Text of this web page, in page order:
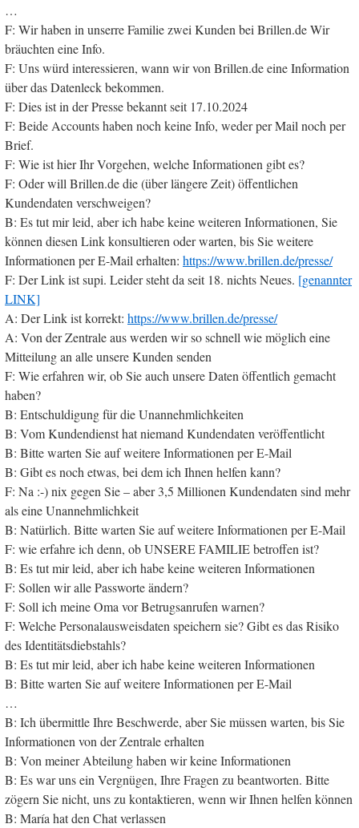
…
F: Wir haben in unserre Familie zwei Kunden bei Brillen.de Wir
bräuchten eine Info.
F: Uns würd interessieren, wann wir von Brillen.de eine Information
über das Datenleck bekommen.
F: Dies ist in der Presse bekannt seit 17.10.2024
F: Beide Accounts haben noch keine Info, weder per Mail noch per
Brief.
F: Wie ist hier Ihr Vorgehen, welche Informationen gibt es?
F: Oder will Brillen.de die (über längere Zeit) öffentlichen
Kundendaten verschweigen?
B: Es tut mir leid, aber ich habe keine weiteren Informationen, Sie
können diesen Link konsultieren oder warten, bis Sie weitere
Informationen per E-Mail erhalten: https://www.brillen.de/presse/
F: Der Link ist supi. Leider steht da seit 18. nichts Neues. [genannter
LINK]
A: Der Link ist korrekt: https://www.brillen.de/presse/
A: Von der Zentrale aus werden wir so schnell wie möglich eine
Mitteilung an alle unsere Kunden senden
F: Wie erfahren wir, ob Sie auch unsere Daten öffentlich gemacht
haben?
B: Entschuldigung für die Unannehmlichkeiten
B: Vom Kundendienst hat niemand Kundendaten veröffentlicht
B: Bitte warten Sie auf weitere Informationen per E-Mail
B: Gibt es noch etwas, bei dem ich Ihnen helfen kann?
F: Na :-) nix gegen Sie – aber 3,5 Millionen Kundendaten sind mehr
als eine Unannehmlichkeit
B: Natürlich. Bitte warten Sie auf weitere Informationen per E-Mail
F: wie erfahre ich denn, ob UNSERE FAMILIE betroffen ist?
B: Es tut mir leid, aber ich habe keine weiteren Informationen
F: Sollen wir alle Passworte ändern?
F: Soll ich meine Oma vor Betrugsanrufen warnen?
F: Welche Personalausweisdaten speichern sie? Gibt es das Risiko
des Identitätsdiebstahls?
B: Es tut mir leid, aber ich habe keine weiteren Informationen
B: Bitte warten Sie auf weitere Informationen per E-Mail
…
B: Ich übermittle Ihre Beschwerde, aber Sie müssen warten, bis Sie
Informationen von der Zentrale erhalten
B: Von meiner Abteilung haben wir keine Informationen
B: Es war uns ein Vergnügen, Ihre Fragen zu beantworten. Bitte
zögern Sie nicht, uns zu kontaktieren, wenn wir Ihnen helfen können
B: María hat den Chat verlassen